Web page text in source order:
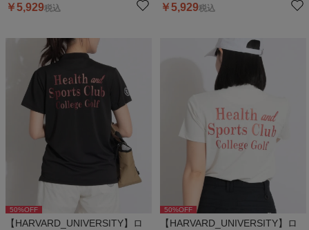
￥5,929税込 ￥5,929税込
50%OFF
【HARVARD_UNIVERSITY】ロ
50%OFF
【HARVARD_UNIVERSITY】ロ